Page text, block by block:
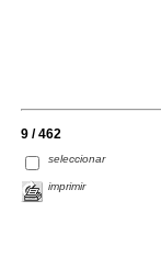
9 / 462
seleccionar
imprimir